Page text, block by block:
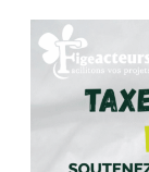
dignement
moyens
Comment
durables ?